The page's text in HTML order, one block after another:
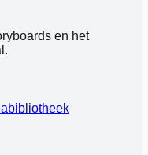
en het